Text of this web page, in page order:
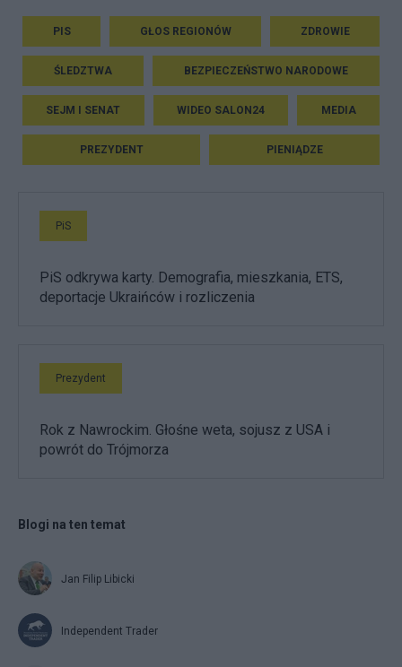
PIS GŁOS REGIONÓW ZDROWIE
ŚLEDZTWA BEZPIECZEŃSTWO NARODOWE
SEJM I SENAT WIDEO SALON24 MEDIA
PREZYDENT PIENIĄDZE
PiS
PiS odkrywa karty. Demografia, mieszkania, ETS,
deportacje Ukraińców i rozliczenia
Prezydent
Rok z Nawrockim. Głośne weta, sojusz z USA i
powrót do Trójmorza
Blogi na ten temat
Jan Filip Libicki
Independent Trader